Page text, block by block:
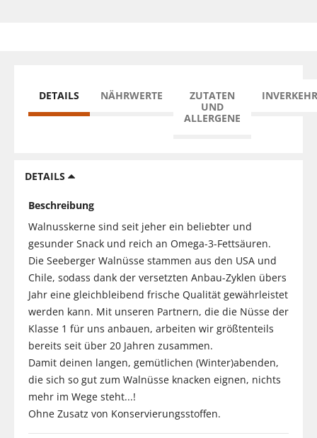
DETAILS NÄHRWERTE
ZUTATEN
UND
ALLERGENE
DETAILS
Beschreibung
Walnusskerne sind seit jeher ein beliebter und
gesunder Snack und reich an Omega-3-Fettsäuren.
Die Seeberger Walnüsse stammen aus den USA und
Chile, sodass dank der versetzten Anbau-Zyklen übers
Jahr eine gleichbleibend frische Qualität gewährleistet
werden kann. Mit unseren Partnern, die die Nüsse der
Klasse 1 für uns anbauen, arbeiten wir größtenteils
bereits seit über 20 Jahren zusammen.
Damit deinen langen, gemütlichen (Winter)abenden,
die sich so gut zum Walnüsse knacken eignen, nichts
mehr im Wege steht...!
Ohne Zusatz von Konservierungsstoffen.